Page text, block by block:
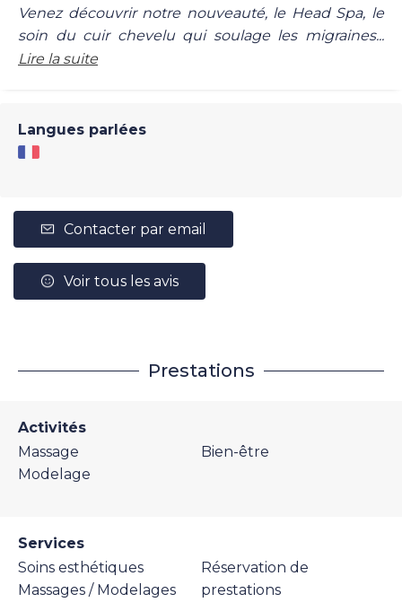
Venez découvrir notre nouveauté, le Head Spa, le
soin du cuir chevelu qui soulage les migraines...
Lire la suite
Langues parlées
Contacter par email
Voir tous les avis
Prestations
Activités
Massage
Modelage
Bien-être
Services
Soins esthétiques
Massages / Modelages
Réservation de
prestations